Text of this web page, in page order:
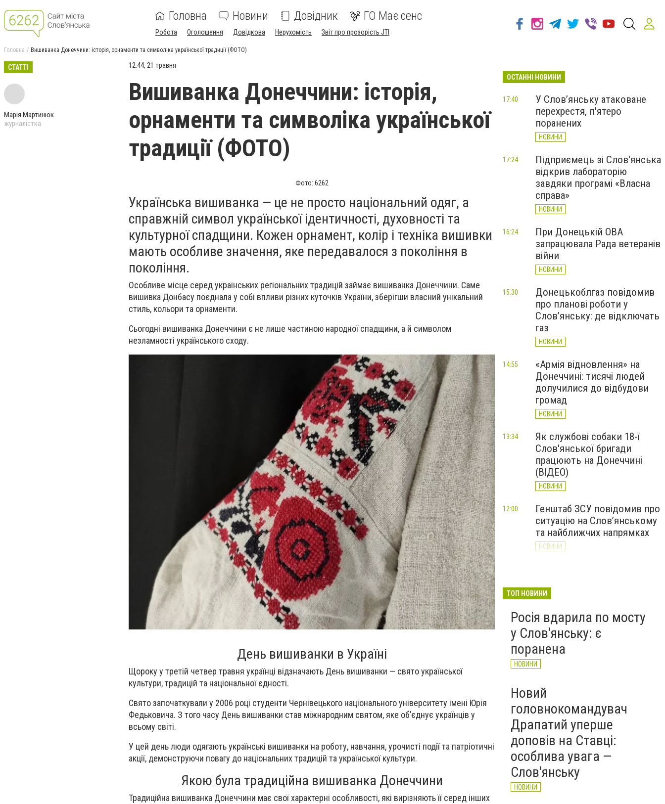
Головна Новини Довідник ГО Має сенс
Робота Оголошення Довідкова Нерухомість Звіт про прозорість JTI
Головна Вишиванка Донеччини: історія, орнаменти та символіка української традиції (ФОТО)
СТАТТІ
Марія Мартинюк
журналістка
12:44, 21 травня
Вишиванка Донеччини: історія,
орнаменти та символіка української
традиції (ФОТО)
Фото: 6262
Українська вишиванка — це не просто національний одяг, а
справжній символ української ідентичності, духовності та
культурної спадщини. Кожен орнамент, колір і техніка вишивки
мають особливе значення, яке передавалося з покоління в
покоління.
Особливе місце серед українських регіональних традицій займає вишиванка Донеччини. Саме
вишивка Донбасу поєднала у собі впливи різних куточків України, зберігши власний унікальний
стиль, кольори та орнаменти.
Сьогодні вишиванка Донеччини є не лише частиною народної спадщини, а й символом
незламності українського сходу.
День вишиванки в Україні
Щороку у третій четвер травня українці відзначають День вишиванки — свято української
культури, традицій та національної єдності.
Свято започаткували у 2006 році студенти Чернівецького національного університету імені Юрія
Федьковича. З того часу День вишиванки став міжнародним святом, яке об’єднує українців у
всьому світі.
У цей день люди одягають українські вишиванки на роботу, навчання, урочисті події та патріотичні
акції, демонструючи повагу до національних традицій та української культури.
Якою була традиційна вишиванка Донеччини
Традиційна вишиванка Донеччини має свої характерні особливості, які вирізняють її серед інших
ОСТАННІ НОВИНИ
У Слов’янську атаковане
перехрестя, п'ятеро
поранених
НОВИНИ
17:40
Підприємець зі Слов'янська
відкрив лабораторію
завдяки програмі «Власна
справа»
НОВИНИ
17:24
При Донецькій ОВА
запрацювала Рада ветеранів
війни
НОВИНИ
16:24
Донецькоблгаз повідомив
про планові роботи у
Слов’янську: де відключать
газ
НОВИНИ
15:30
«Армія відновлення» на
Донеччині: тисячі людей
долучилися до відбудови
громад
НОВИНИ
14:55
Як службові собаки 18-ї
Слов'янської бригади
працюють на Донеччині
(ВІДЕО)
НОВИНИ
13:34
Генштаб ЗСУ повідомив про
ситуацію на Слов’янському
та найближчих напрямках
НОВИНИ
12:00
великої війни: 7 серпня
ТОП НОВИНИ
Росія вдарила по мосту
у Слов'янську: є
поранена
НОВИНИ
Новий
головнокомандувач
Драпатий уперше
доповів на Ставці:
особлива увага —
Слов'янську
НОВИНИ